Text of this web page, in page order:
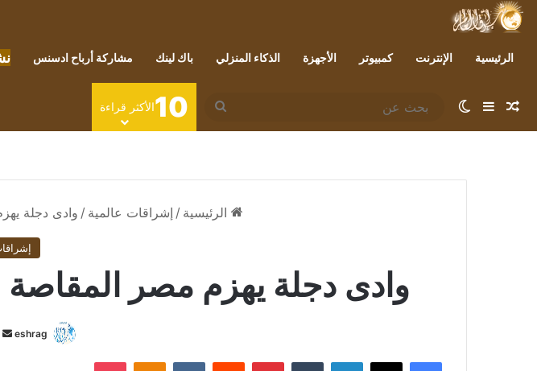
الرئيسية الإنترنت كمبيوتر الأجهزة الذكاء المنزلي باك لينك مشاركة أرباح ادسنس
مقال عشوائي
إضافة عمود جانبي
الوضع المظلم
بحث
عن
10الأكثر قراءة
الرئيسية / إشراقات عالمية / وادى دجلة
وادى دجلة يهزم مصر
eshrag
فيسبوك
‫X لينكدإن بينتيريست Odnoklassniki
‫Pocket